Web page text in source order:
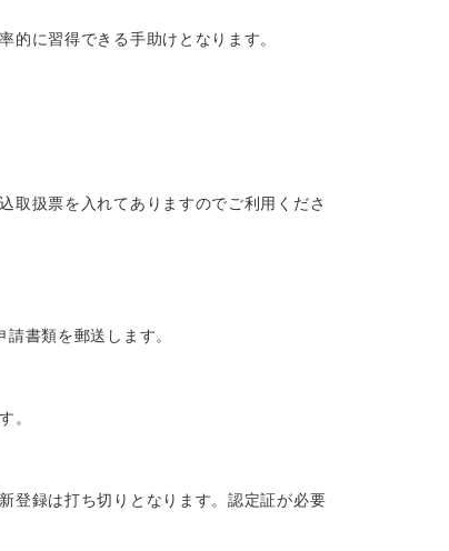
に習得できる手助けとなります。
取扱票を入れてありますのでご利用くださ
書類を郵送します。
。
登録は打ち切りとなります。認定証が必要